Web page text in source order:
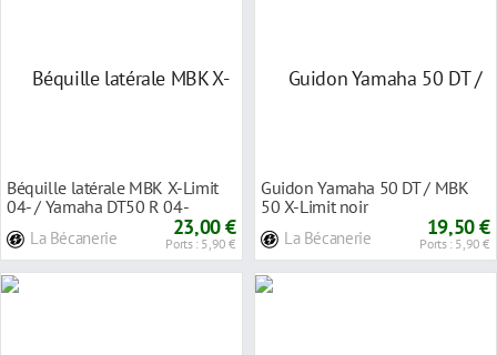
Béquille latérale MBK X-Limit
04- / Yamaha DT50 R 04-
La Bécanerie 23,00 €
Ports : 5,90 €
Guidon Yamaha 50 DT / MBK
50 X-Limit noir
La Bécanerie 19,50 €
Ports : 5,90 €